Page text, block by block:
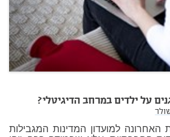
על ילדים במרחב הדיגיטלי?
למועדון המדינות המגבילות